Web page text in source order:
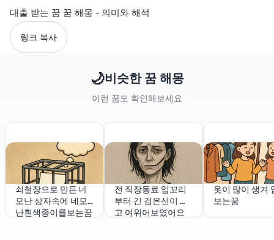
대출 받는 꿈 꿈 해몽 - 의미와 해석
링크 복사
🌙비슷한 꿈 해몽
이런 꿈도 확인해보세요
쇠철장으로 만든 네
모난 상자속에 네모
난흰색종이를보는꿈
전 직장동료 입꼬리
부터 긴 검은선이 있
고 여위어보였어요
옷이 많이 생겨
보는꿈